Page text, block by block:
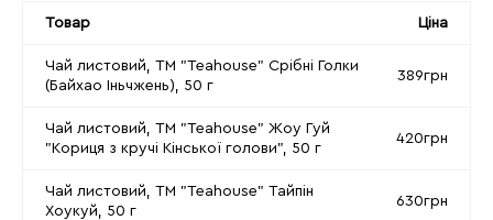
Товар Ціна
Чай листовий, ТМ "Teahouse" Срібні Голки
(Байхао Іньчжень), 50 г
389грн
Чай листовий, ТМ "Teahouse" Жоу Гуй
"Кориця з кручі Кінської голови", 50 г
420грн
Чай листовий, ТМ "Teahouse" Тайпін
Хоукуй, 50 г
630грн